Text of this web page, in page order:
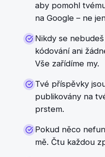
aby pomohl
na Google – ne
Nikdy se
kódování ani
Vše zařídíme my.
Tvé příspěvky
publikovány na
prstem.
Pokud něco
mě. Čtu každou